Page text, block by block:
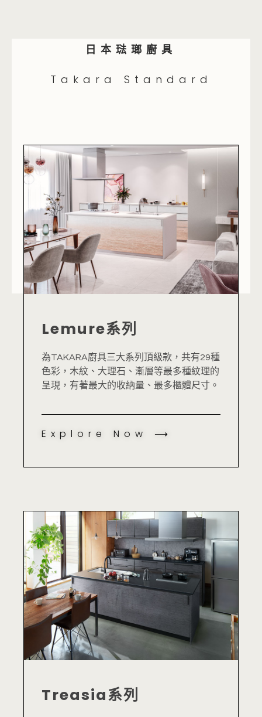
日本琺瑯廚具
Takara Standard
Lemure系列
為TAKARA廚具三大系列頂級款，共有29種
色彩，木紋、大理石、漸層等最多種紋理的
呈現，有著最大的收納量、最多櫃體尺寸。
Explore Now ⟶
Treasia系列